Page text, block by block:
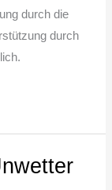
durch die
durch